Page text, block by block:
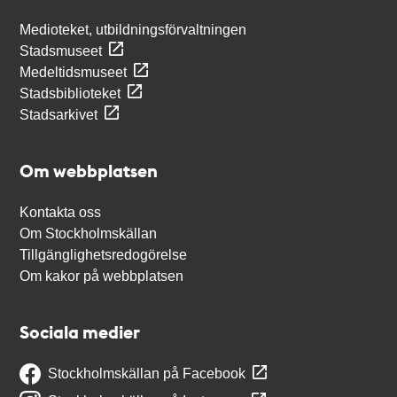
Medioteket, utbildningsförvaltningen
Stadsmuseet
Medeltidsmuseet
Stadsbiblioteket
Stadsarkivet
Om webbplatsen
Kontakta oss
Om Stockholmskällan
Tillgänglighetsredogörelse
Om kakor på webbplatsen
Sociala medier
Stockholmskällan på Facebook